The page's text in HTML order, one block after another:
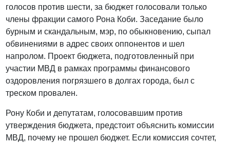
голосов против шести, за бюджет голосовали только
члены фракции самого Рона Коби. Заседание было
бурным и скандальным, мэр, по обыкновению, сыпал
обвинениями в адрес своих оппонентов и шел
напролом. Проект бюджета, подготовленный при
участии МВД в рамках программы финансового
оздоровления погрязшего в долгах города, был с
треском провален.
Рону Коби и депутатам, голосовавшим против
утверждения бюджета, предстоит объяснить комиссии
МВД, почему не прошел бюджет. Если комиссия сочтет,